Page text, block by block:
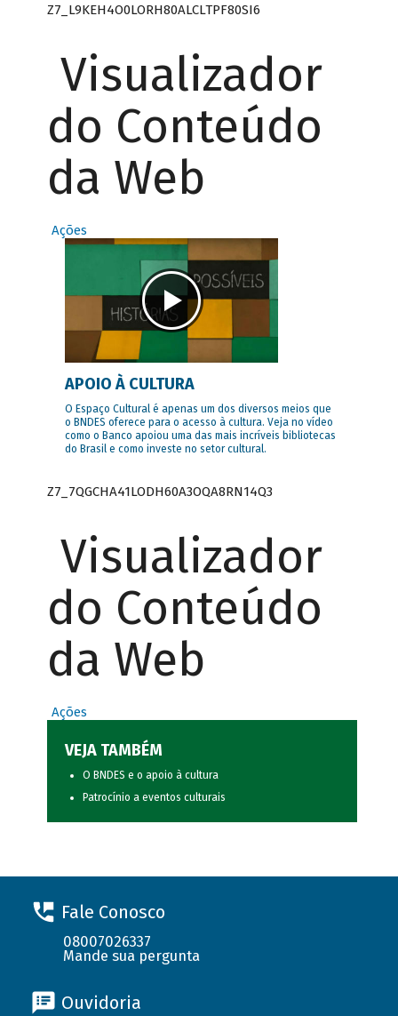
Z7_L9KEH4O0LORH80ALCLTPF80SI6
Visualizador
do Conteúdo
da Web
Ações
APOIO À CULTURA
O Espaço Cultural é apenas um dos diversos meios que
o BNDES oferece para o acesso à cultura. Veja no vídeo
como o Banco apoiou uma das mais incríveis bibliotecas
do Brasil e como investe no setor cultural.
Z7_7QGCHA41LODH60A3OQA8RN14Q3
Visualizador
do Conteúdo
da Web
Ações
VEJA TAMBÉM
O BNDES e o apoio à cultura
Patrocínio a eventos culturais
Fale Conosco
08007026337
Mande sua pergunta
Ouvidoria